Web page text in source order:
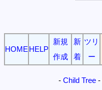
HOME HELP
新規
作成
新
着
ツリ
ー
- Child Tree -